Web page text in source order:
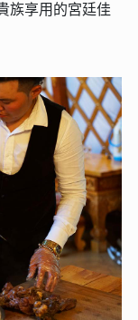
族享用的宮廷佳